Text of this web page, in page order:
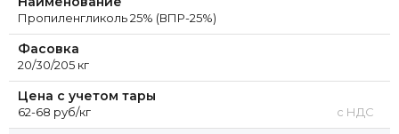
Пропиленгликоль 65% (ВПР-65%) (пищевой, Китай)
Пропиленгликоль 70% (ВПР-70%) (пищевой, Китай)
Пропиленгликоль 75% (ВПР-75%) (пищевой, Китай)
Пропиленгликоль 80% (ВПР-80%) (пищевой, Китай)
Пропиленгликоль 25% (ВПР-25%)
Фасовка
20/30/205 кг
Цена с учетом тары
62-68 руб/кг с НДС